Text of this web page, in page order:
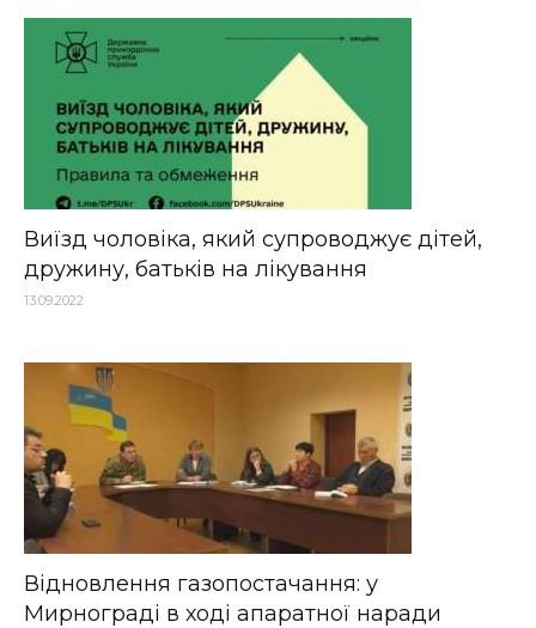
Виїзд чоловіка, який супроводжує дітей,
дружину, батьків на лікування
13.09.2022
Відновлення газопостачання: у
Мирнограді в ході апаратної наради